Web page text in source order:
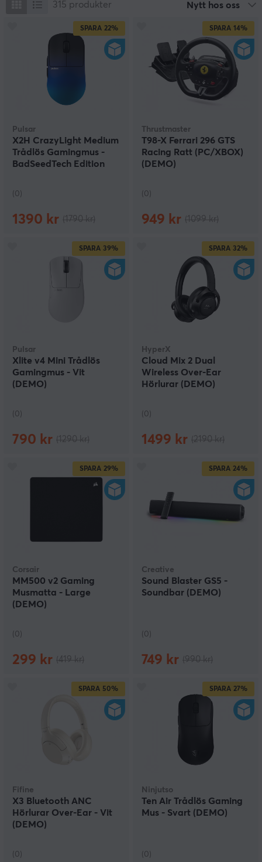
315 produkter Nytt hos oss
SPARA 22%
Pulsar
X2H CrazyLight Medium
Trådlös Gamingmus -
BadSeedTech Edition
(0)
1390 kr
SPARA 14%
Thrustmaster
T98-X Ferrari 296 GTS
Racing Ratt (PC/XBOX)
(DEMO)
(0)
949 kr
SPARA 39%
Pulsar
Xlite v4 Mini Trådlös
Gamingmus - Vit
(DEMO)
(0)
790 kr
SPARA 32%
HyperX
Cloud Mix 2 Dual
Wireless Over-Ear
Hörlurar (DEMO)
(0)
1499 kr
SPARA 29%
Corsair
MM500 v2 Gaming
Musmatta - Large
(DEMO)
(0)
299 kr
SPARA 24%
Creative
Sound Blaster GS5 -
Soundbar (DEMO)
(0)
749 kr
SPARA 50%
Fifine
X3 Bluetooth ANC
Hörlurar Over-Ear - Vit
(DEMO)
(0)
SPARA 27%
Ninjutso
Ten Air Trådlös Gaming
Mus - Svart (DEMO)
(0)